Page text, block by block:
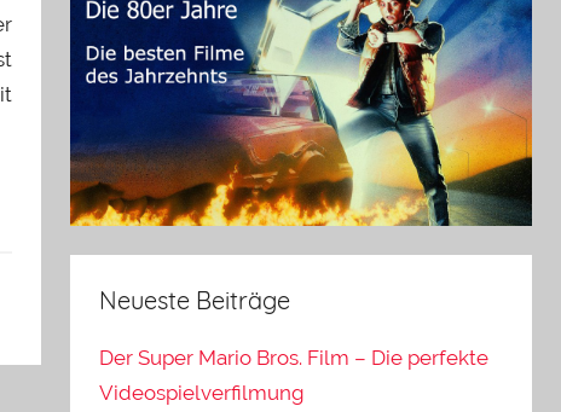
Neueste Beiträge
Der Super Mario Bros. Film – Die perfekte
Videospielverfilmung